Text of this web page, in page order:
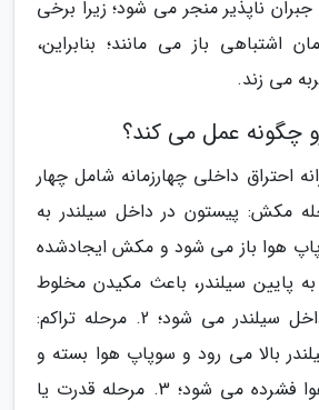
ناپذیر منجر می شود؛ زیرا برخی
اشتباهی باز می مانند؛ بنابراین،
می زند.
چگونه عمل می کند؟
احتراق داخلی چهارزمانه شامل چهار
1. مرحله مکش: پیستون در داخل سیلندر به
هوا باز می شود و مکش ایجادشده
پایین سیلندر، باعث مکیدن مخلوط
سوخت و هوا به داخل سیلندر می شود؛ 2. مرحله تراکم:
بالا می رود و سوپاپ هوا بسته و
مخلوط سوخت و هوا فشرده می شود؛ 3. مرحله قدرت یا